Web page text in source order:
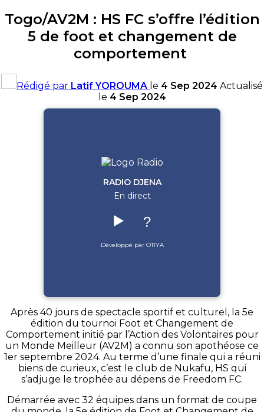
Togo/AV2M : HS FC s’offre l’édition
5 de foot et changement de
comportement
Rédigé par Latif YOROUMA le 4 Sep 2024 Actualisé
le 4 Sep 2024
RADIO DJENA
En direct
▶️ ?
Développé par OTIYA
Après 40 jours de spectacle sportif et culturel, la 5e
édition du tournoi Foot et Changement de
Comportement initié par l’Action des Volontaires pour
un Monde Meilleur (AV2M) a connu son apothéose ce
1er septembre 2024. Au terme d’une finale qui a réuni
biens de curieux, c’est le club de Nukafu, HS qui
s’adjuge le trophée au dépens de Freedom FC.
Démarrée avec 32 équipes dans un format de coupe